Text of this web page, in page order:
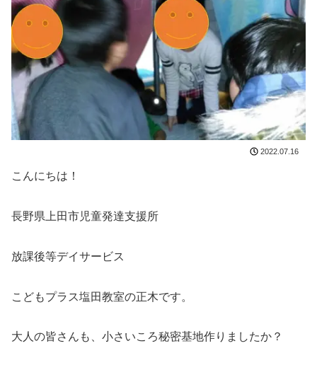
2022.07.16
こんにちは！
長野県上田市児童発達支援所
放課後等デイサービス
こどもプラス塩田教室の正木です。
大人の皆さんも、小さいころ秘密基地作りましたか？